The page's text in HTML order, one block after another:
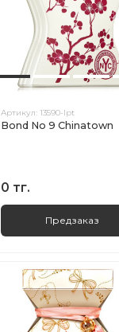
Артикул: 13590-lpt
Bond No 9 Chinatown
0 тг.
Предзаказ